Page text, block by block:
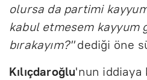
olursa da partimi
kabul etmesem kayyum
bırakayım?"dediği öne
Kılıçdaroğlu'nun iddiaya